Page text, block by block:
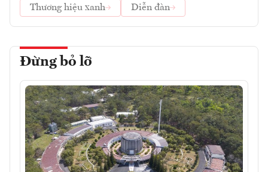
Thương hiệu xanh
Diễn đàn
Đừng bỏ lỡ